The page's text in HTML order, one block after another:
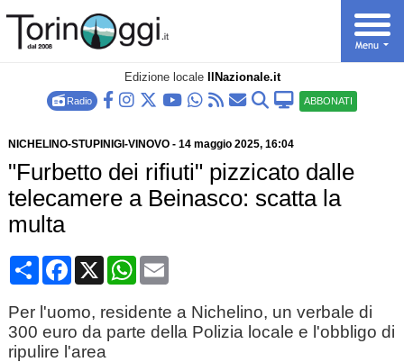
Edizione locale IlNazionale.it
Radio ABBONATI
NICHELINO-STUPINIGI-VINOVO- 14 maggio 2025, 16:04
"Furbetto dei rifiuti" pizzicato dalle
telecamere a Beinasco: scatta la
multa
CondividiFacebook
X WhatsApp
Email
Per l'uomo, residente a Nichelino, un verbale di
300 euro da parte della Polizia locale e l'obbligo di
ripulire l'area